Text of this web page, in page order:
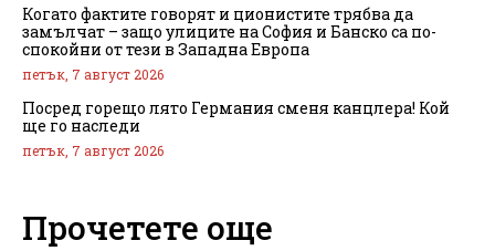
Когато фактите говорят и ционистите трябва да
замълчат – защо улиците на София и Банско са по-
спокойни от тези в Западна Европа
петък, 7 август 2026
Посред горещо лято Германия сменя канцлера! Кой
ще го наследи
петък, 7 август 2026
Прочетете още